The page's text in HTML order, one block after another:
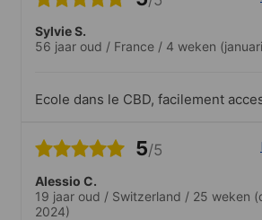
Sylvie S.
56 jaar oud / France / 4 weken
Ecole dans le CBD, facilement
améliorer la compréhension et les
5/5
Alessio C.
19 jaar oud / Switzerland / 25 weken
2024)